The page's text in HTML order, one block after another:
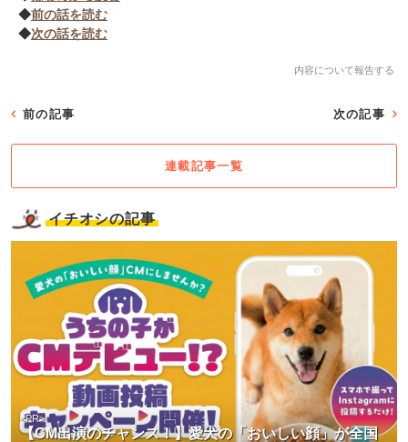
◆前の話を読む
◆次の話を読む
内容について報告する
前の記事 次の記事
連載記事一覧
イチオシの記事
【CM出演のチャンス！】愛犬の「おいしい顔」が全国
<PR>